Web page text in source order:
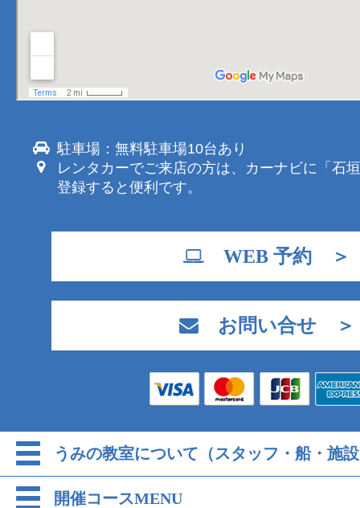
駐車場：無料駐車場10台あり
レンタカーでご来店の方は、カーナビに「石
登録すると便利です。
WEB 予約 ＞
お問い合せ ＞
うみの教室について（スタッフ・船・施
開催コースMENU